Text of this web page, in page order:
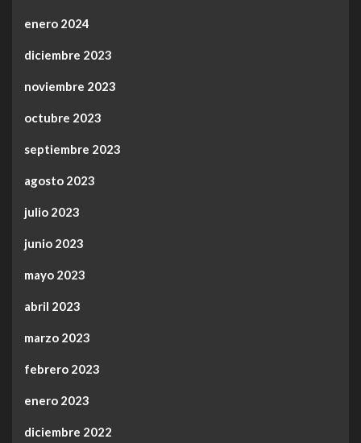
enero 2024
diciembre 2023
noviembre 2023
octubre 2023
septiembre 2023
agosto 2023
julio 2023
junio 2023
mayo 2023
abril 2023
marzo 2023
febrero 2023
enero 2023
diciembre 2022